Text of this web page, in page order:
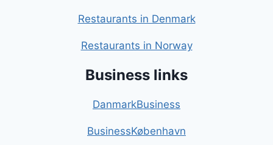
Restaurants in Denmark
Restaurants in Norway
Business links
DanmarkBusiness
BusinessKøbenhavn